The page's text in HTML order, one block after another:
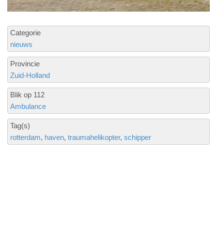
Categorie
nieuws
Provincie
Zuid-Holland
Blik op 112
Ambulance
Tag(s)
rotterdam haven traumahelikopter schipper